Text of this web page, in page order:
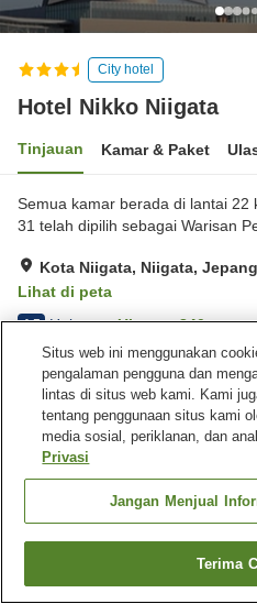
City hotel
Hotel Nikko Niigata
Tinjauan Kamar & Paket
Semua kamar berada di lantai
31 telah dipilih sebagai Warisan
Kota Niigata, Niigata, Jepang
Lihat di peta
4.5 Hebat Ulasan:840
Fasilitas properti
Tempat parkir
Lounge
Jepang Niigata
Cari
Situs web ini menggunakan
pengalaman pengguna dan
lintas di situs web kami. Kami
tentang penggunaan situs kami
media sosial, periklanan, dan
Privasi
Jangan Menjual
Terima